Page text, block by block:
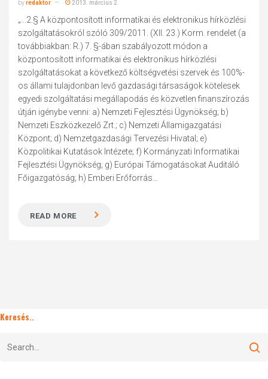
byredaktor 2013. március 2.
„...2.§ A központosított informatikai és elektronikus hírközlési
szolgáltatásokról szóló 309/2011. (XII. 23.) Korm. rendelet (a
továbbiakban: R.) 7. §-ában szabályozott módon a
központosított informatikai és elektronikus hírközlési
szolgáltatásokat a következő költségvetési szervek és 100%-
os állami tulajdonban levő gazdasági társaságok kötelesek
egyedi szolgáltatási megállapodás és közvetlen finanszírozás
útján igénybe venni: a) Nemzeti Fejlesztési Ügynökség; b)
Nemzeti Eszközkezelő Zrt.; c) Nemzeti Államigazgatási
Központ; d) Nemzetgazdasági Tervezési Hivatal; e)
Közpolitikai Kutatások Intézete; f) Kormányzati Informatikai
Fejlesztési Ügynökség; g) Európai Támogatásokat Auditáló
Főigazgatóság; h) Emberi Erőforrás...
READ MORE
Keresés..